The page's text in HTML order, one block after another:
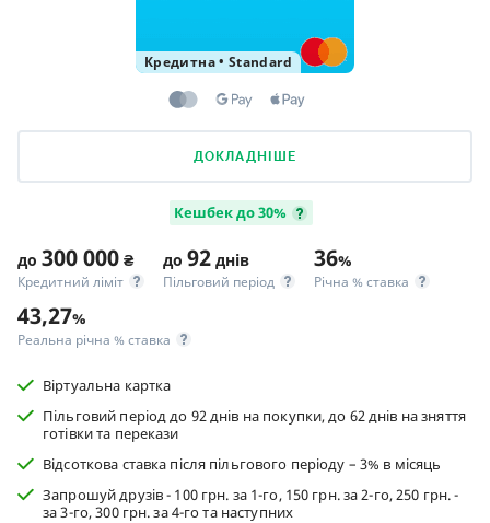
Кредитна• Standard
ДОКЛАДНІШЕ
Кешбек до 30%
до 300 000 ₴
Кредитний ліміт
до 92 днів
Пільговий період
36%
Річна % ставка
43,27%
Реальна річна % ставка
Віртуальна картка
Пільговий період до 92 днів на покупки, до 62 днів на зняття
готівки та перекази
Відсоткова ставка після пільгового періоду – 3% в мiсяць
Запрошуй друзів - 100 грн. за 1-го, 150 грн. за 2-го, 250 грн. -
за 3-го, 300 грн. за 4-го та наступних